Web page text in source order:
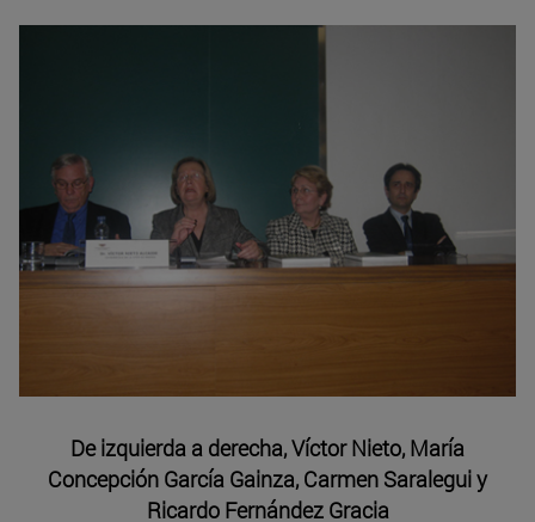
De izquierda a derecha, Víctor Nieto, María
Concepción García Gainza, Carmen Saralegui y
Ricardo Fernández Gracia